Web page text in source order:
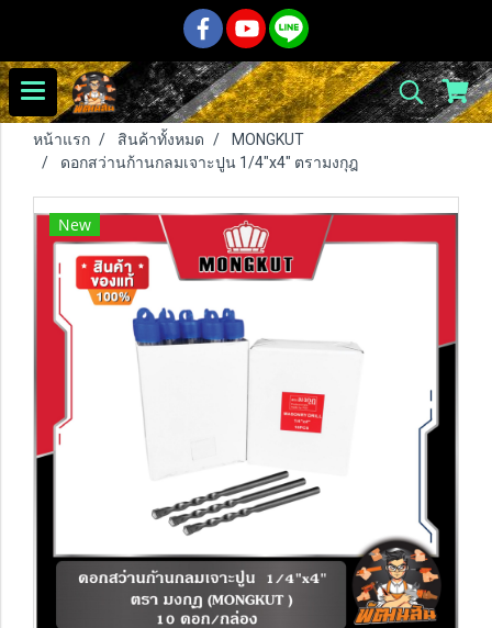
หน้าแรก สินค้าทั้งหมด
MONGKUT
ดอกสว่านก้านกลมเจาะปูน 1/4"x4" ตรามงกุฎ
New